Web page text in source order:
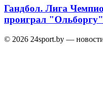
Гандбол. Лига
проиграл "Ольборгу"
© 2026 24sport.by —